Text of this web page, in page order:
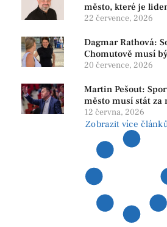
město, které je
22 července, 2026
Dagmar Rathová:
Chomutově musí
srozumitelná a
20 července, 2026
Martin Pešout:
město musí stát za
12 června, 2026
Zobrazit více